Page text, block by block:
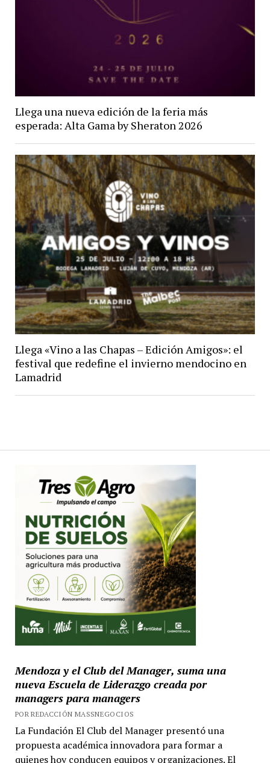
Llega una nueva edición de la feria más
esperada: Alta Gama by Sheraton 2026
Llega «Vino a las Chapas – Edición Amigos»: el
festival que redefine el invierno mendocino en
Lamadrid
Mendoza y el Club del Manager, suma una
nueva Escuela de Liderazgo creada por
managers para managers
POR REDACCIÓN MASSNEGOCIOS
La Fundación El Club del Manager presentó una
propuesta académica innovadora para formar a
quienes hoy conducen equipos y organizaciones. El